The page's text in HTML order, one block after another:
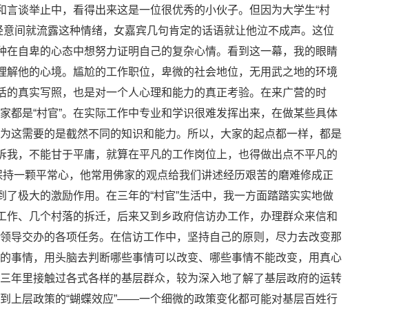
言谈举止中，看得出来这是一位很优秀的小伙子。但因为大学生“村
间就流露这种情绪，女嘉宾几句肯定的话语就让他泣不成声。这位
在自卑的心态中想努力证明自己的复杂心情。看到这一幕，我的眼睛
解他的心境。尴尬的工作职位，卑微的社会地位，无用武之地的环境
的真实写照，也是对一个人心理和能力的真正考验。在来广营的时
都是“村官”。在实际工作中专业和学识很难发挥出来，在做某些具体
这需要的是截然不同的知识和能力。所以，大家的起点都一样，都是
我，不能甘于平庸，就算在平凡的工作岗位上，也得做出点不平凡的
一颗平常心，他常用佛家的观点给我们讲述经历艰苦的磨难修成正
了极大的激励作用。在三年的“村官”生活中，我一方面踏踏实实地做
作、几个村落的拆迁，后来又到乡政府信访办工作，办理群众来信和
导交办的各项任务。在信访工作中，坚持自己的原则，尽力去改变那
事情，用头脑去判断哪些事情可以改变、哪些事情不能改变，用真心
年里接触过各式各样的基层群众，较为深入地了解了基层政府的运转
上层政策的“蝴蝶效应”——一个细微的政策变化都可能对基层百姓行